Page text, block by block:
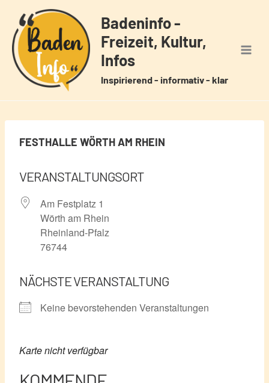
Inhalt
springen
Badeninfo -
Freizeit, Kultur,
Infos
Inspirierend - informativ - klar
FESTHALLE WÖRTH AM RHEIN
VERANSTALTUNGSORT
Am Festplatz 1
Wörth am Rhein
Rheinland-Pfalz
76744
NÄCHSTE VERANSTALTUNG
Keine bevorstehenden Veranstaltungen
Karte nicht verfügbar